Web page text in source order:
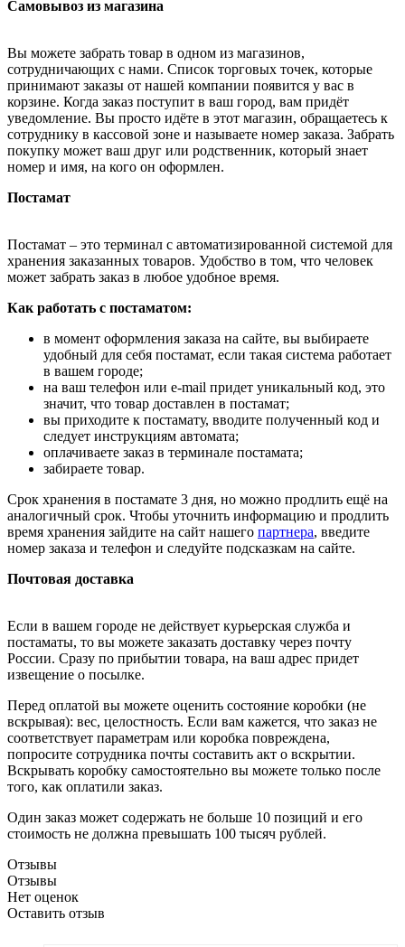
Самовывоз из магазина
Вы можете забрать товар в одном из магазинов,
сотрудничающих с нами. Список торговых точек, которые
принимают заказы от нашей компании появится у вас в
корзине. Когда заказ поступит в ваш город, вам придёт
уведомление. Вы просто идёте в этот магазин, обращаетесь к
сотруднику в кассовой зоне и называете номер заказа. Забрать
покупку может ваш друг или родственник, который знает
номер и имя, на кого он оформлен.
Постамат
Постамат – это терминал с автоматизированной системой для
хранения заказанных товаров. Удобство в том, что человек
может забрать заказ в любое удобное время.
Как работать с постаматом:
в момент оформления заказа на сайте, вы выбираете
удобный для себя постамат, если такая система работает
в вашем городе;
на ваш телефон или e-mail придет уникальный код, это
значит, что товар доставлен в постамат;
вы приходите к постамату, вводите полученный код и
следует инструкциям автомата;
оплачиваете заказ в терминале постамата;
забираете товар.
Срок хранения в постамате 3 дня, но можно продлить ещё на
аналогичный срок. Чтобы уточнить информацию и продлить
время хранения зайдите на сайт нашего партнера, введите
номер заказа и телефон и следуйте подсказкам на сайте.
Почтовая доставка
Если в вашем городе не действует курьерская служба и
постаматы, то вы можете заказать доставку через почту
России. Сразу по прибытии товара, на ваш адрес придет
извещение о посылке.
Перед оплатой вы можете оценить состояние коробки (не
вскрывая): вес, целостность. Если вам кажется, что заказ не
соответствует параметрам или коробка повреждена,
попросите сотрудника почты составить акт о вскрытии.
Вскрывать коробку самостоятельно вы можете только после
того, как оплатили заказ.
Один заказ может содержать не больше 10 позиций и его
стоимость не должна превышать 100 тысяч рублей.
Отзывы
Отзывы
Нет оценок
Оставить отзыв